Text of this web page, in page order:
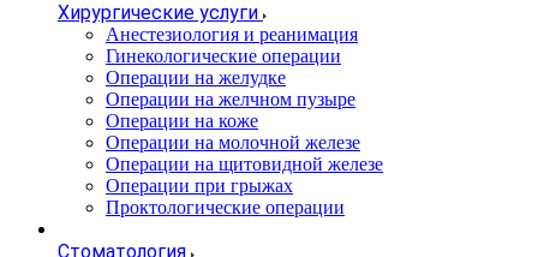
Хирургические услуги
Анестезиология и реанимация
Гинекологические операции
Операции на желудке
Операции на желчном пузыре
Операции на коже
Операции на молочной железе
Операции на щитовидной железе
Операции при грыжах
Проктологические операции
Стоматология